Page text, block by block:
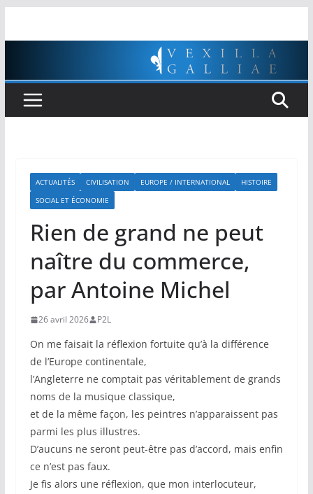
ACTUALITÉS CIVILISATION EUROPE / INTERNATIONAL
HISTOIRE
SOCIAL ET ÉCONOMIE
Rien de grand ne peut
naître du commerce,
par Antoine Michel
26 avril 2026 P2L
On me faisait la réflexion fortuite qu’à la différence
de l’Europe continentale,
l’Angleterre ne comptait pas véritablement de grands
noms de la musique classique,
et de la même façon, les peintres n’apparaissent pas
parmi les plus illustres.
D’aucuns ne seront peut-être pas d’accord, mais enfin
ce n’est pas faux.
Je fis alors une réflexion, que mon interlocuteur,